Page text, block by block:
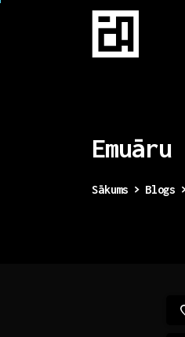
Emuāru
Sākums Blogs